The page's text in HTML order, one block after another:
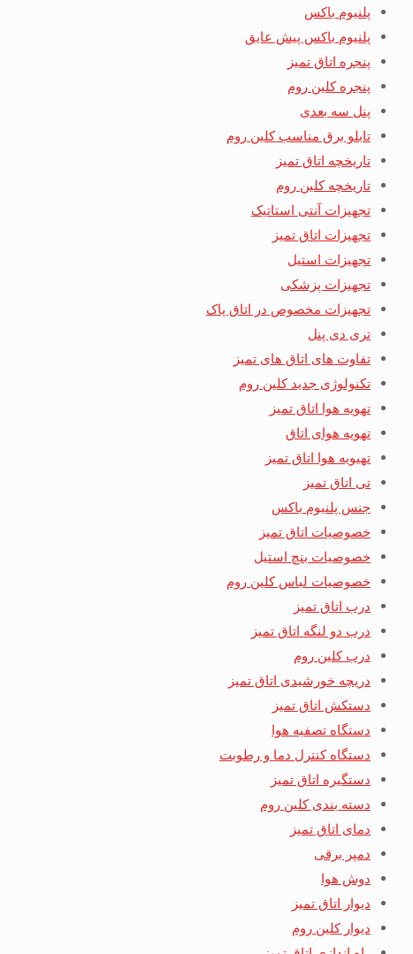
پلنیوم باکس
پلنیوم باکس پیش عایق
پنجره اتاق تمیز
پنجره کلین روم
پنل سه بعدی
تابلو برق مناسب کلین روم
تاریخچه اتاق تمیز
تاریخچه کلین روم
تجهیزات آنتی استاتیک
تجهیزات اتاق تمیز
تجهیزات استیل
تجهیزات پزشکی
تجهیزات مخصوص در اتاق پاک
تری دی پنل
تفاوت های اتاق های تمیز
تکنولوژی جدید کلین روم
تهویه هوا اتاق تمیز
تهویه هوای اتاق
تهیویه هوا اتاق تمیز
تی اتاق تمیز
جنس پلنیوم باکس
خصوصیات اتاق تمیز
خصوصیات بنچ استیل
خصوصیات لباس کلین روم
درب اتاق تمیز
درب دو لنگه اتاق تمیز
درب کلین روم
دریچه خورشیدی اتاق تمیز
دستکش اتاق تمیز
دستگاه تصفیه هوا
دستگاه کنترل دما و رطوبت
دستگیره اتاق تمیز
دسته بندی کلین روم
دمای اتاق تمیز
دمپر برقی
دوش هوا
دیوار اتاق تمیز
دیوار کلین روم